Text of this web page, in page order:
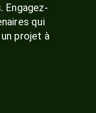
Engagez-
qui
projet à